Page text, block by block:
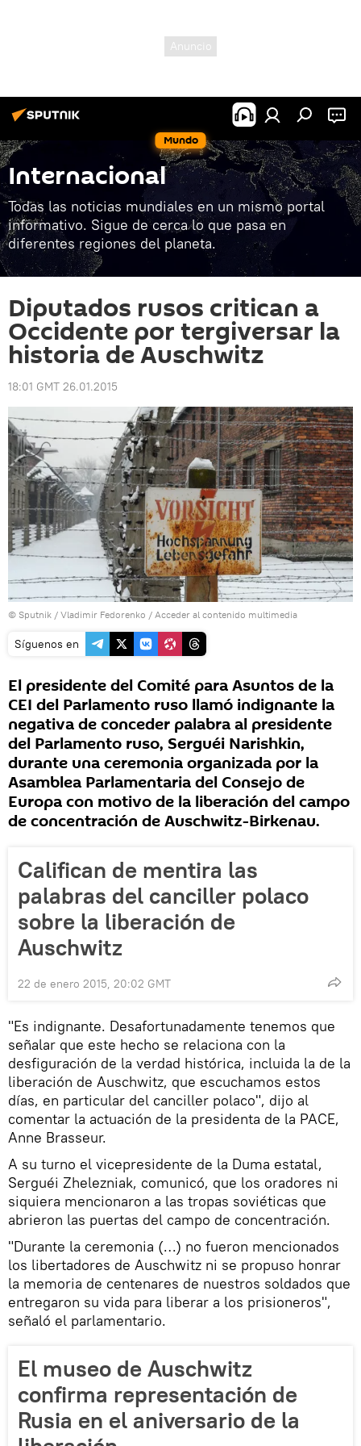
Mundo
Internacional
Todas las noticias mundiales en un mismo portal
informativo. Sigue de cerca lo que pasa en
diferentes regiones del planeta.
Diputados rusos critican a
Occidente por tergiversar la
historia de Auschwitz
18:01 GMT 26.01.2015
© Sputnik / Vladimir Fedorenko / Acceder al contenido multimedia
Síguenos en
El presidente del Comité para Asuntos de la
CEI del Parlamento ruso llamó indignante la
negativa de conceder palabra al presidente
del Parlamento ruso, Serguéi Narishkin,
durante una ceremonia organizada por la
Asamblea Parlamentaria del Consejo de
Europa con motivo de la liberación del campo
de concentración de Auschwitz-Birkenau.
Califican de mentira las
palabras del canciller polaco
sobre la liberación de
Auschwitz
22 de enero 2015, 20:02 GMT
"Es indignante. Desafortunadamente tenemos que
señalar que este hecho se relaciona con la
desfiguración de la verdad histórica, incluida la de la
liberación de Auschwitz, que escuchamos estos
días, en particular del canciller polaco", dijo al
comentar la actuación de la presidenta de la PACE,
Anne Brasseur.
A su turno el vicepresidente de la Duma estatal,
Serguéi Zhelezniak, comunicó, que los oradores ni
siquiera mencionaron a las tropas soviéticas que
abrieron las puertas del campo de concentración.
"Durante la ceremonia (…) no fueron mencionados
los libertadores de Auschwitz ni se propuso honrar
la memoria de centenares de nuestros soldados que
entregaron su vida para liberar a los prisioneros",
señaló el parlamentario.
El museo de Auschwitz
confirma representación de
Rusia en el aniversario de la